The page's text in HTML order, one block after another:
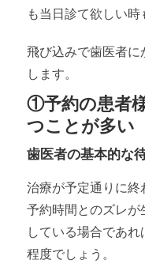
も当日診て欲しい時
飛び込みで歯医者に
します。
①予約の患者
つことが多い
歯医者の基本的な
治療が予定通りに終
予約時間とのズレが
している場合であ
程度でしょう。